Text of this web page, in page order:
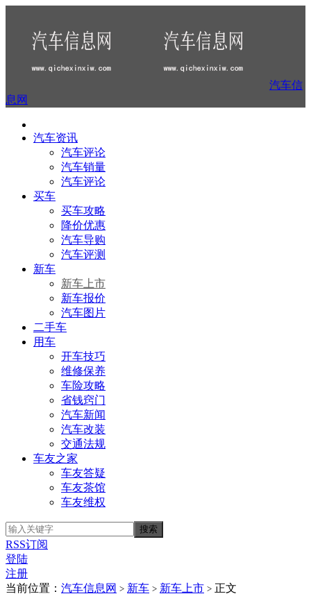
汽车信
息网
汽车资讯
汽车评论
汽车销量
汽车评论
买车
买车攻略
降价优惠
汽车导购
汽车评测
新车
新车上市
新车报价
汽车图片
二手车
用车
开车技巧
维修保养
车险攻略
省钱窍门
汽车新闻
汽车改装
交通法规
车友之家
车友答疑
车友茶馆
车友维权
RSS订阅
登陆
注册
当前位置： 汽车信息网 > 新车 > 新车上市 > 正文